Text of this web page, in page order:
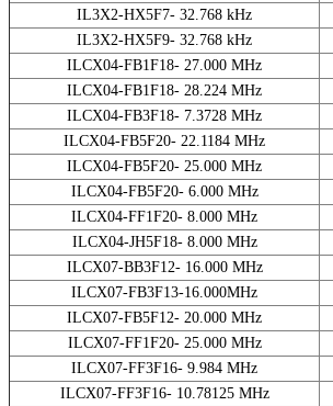
IL3X2-HX5F7- 32.768 kHz
IL3X2-HX5F9- 32.768 kHz
ILCX04-FB1F18- 27.000 MHz
ILCX04-FB1F18- 28.224 MHz
ILCX04-FB3F18- 7.3728 MHz
ILCX04-FB5F20- 22.1184 MHz
ILCX04-FB5F20- 25.000 MHz
ILCX04-FB5F20- 6.000 MHz
ILCX04-FF1F20- 8.000 MHz
ILCX04-JH5F18- 8.000 MHz
ILCX07-BB3F12- 16.000 MHz
ILCX07-FB3F13-16.000MHz
ILCX07-FB5F12- 20.000 MHz
ILCX07-FF1F20- 25.000 MHz
ILCX07-FF3F16- 9.984 MHz
ILCX07-FF3F16- 10.78125 MHz